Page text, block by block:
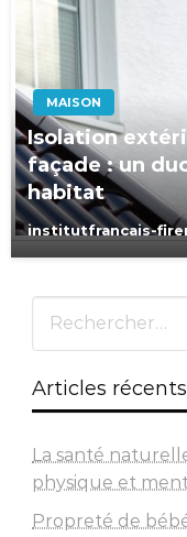
MAISON
Isolation
façade : un
habitat
institutfrancais-
Articles récents
La santé
physique et
Propreté de